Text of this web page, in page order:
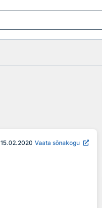
15.02.2020 Vaata sõnakogu